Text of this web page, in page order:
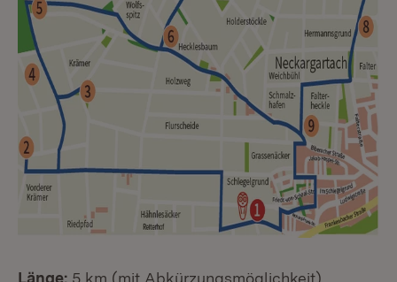
Länge: 5 km (mit Abkürzungsmöglichkeit)